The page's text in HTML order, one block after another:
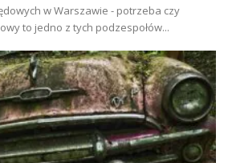
w Warszawie - potrzeba czy
to jedno z tych podzespołów...